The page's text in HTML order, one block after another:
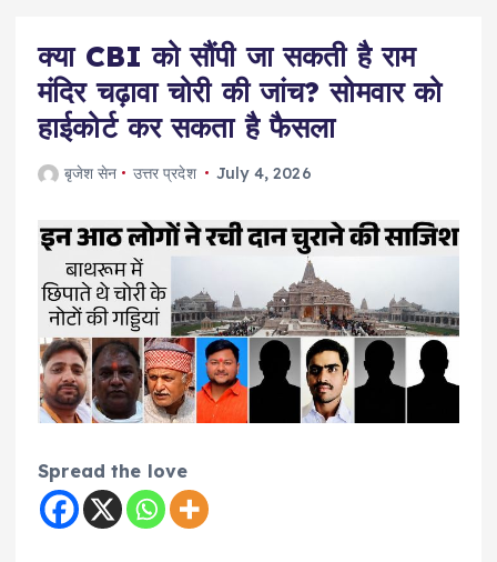
क्या CBI को सौंपी जा सकती है राम
मंदिर चढ़ावा चोरी की जांच? सोमवार को
हाईकोर्ट कर सकता है फैसला
बृजेश सेन उत्तर प्रदेश July 4, 2026
Spread the love